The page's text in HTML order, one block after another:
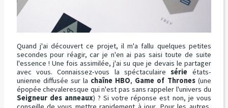
Quand j'ai découvert ce projet, il m'a fallu quelques petites
secondes pour réagir, car je n'en ai pas saisi toute de suite
l'essence ! Une fois assimilée, j'ai su que je devais le partager
avec vous. Connaissez-vous la spéctaculairesérie états-
unienne diffusée sur la chaîne HBO, Game of Thrones(une
épopée chevaleresque qui n'est pas sans rappeler l'univers du
Seigneur des anneaux) ? Si votre réponse est non, je vous